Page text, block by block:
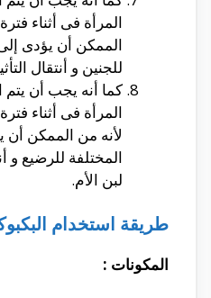
المرأة فى أثناء
الممكن أن يؤدى
للجنين و أنتقال
كما أنه يجب أن يتم
المرأة فى أثناء
لأنه من الممكن
المختلفة للرضيع و
لبن الأم.
طريقة استخدام
المكونات :